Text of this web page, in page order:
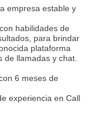
empresa estable y
habilidades de
para brindar
plataforma
llamadas y chat.
6 meses de
experiencia en Call